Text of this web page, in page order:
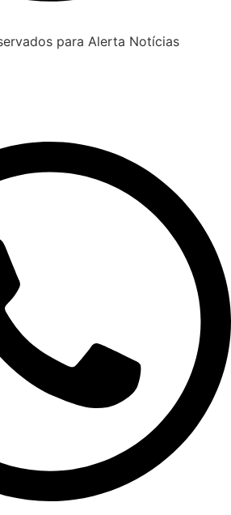
para Alerta Notícias